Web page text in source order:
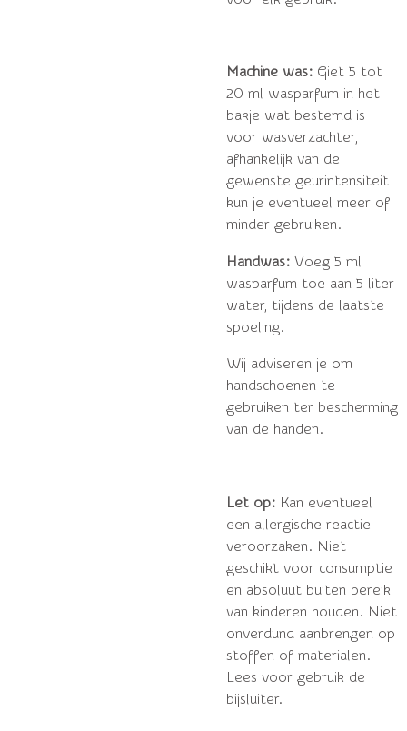
Machine was: Giet 5 tot
20 ml wasparfum in het
bakje wat bestemd is
voor wasverzachter,
afhankelijk van de
gewenste geurintensiteit
kun je eventueel meer of
minder gebruiken.
Handwas: Voeg 5 ml
wasparfum toe aan 5 liter
water, tijdens de laatste
spoeling.
Wij adviseren je om
handschoenen te
gebruiken ter bescherming
van de handen.
Let op: Kan eventueel
een allergische reactie
veroorzaken. Niet
geschikt voor consumptie
en absoluut buiten bereik
van kinderen houden. Niet
onverdund aanbrengen op
stoffen of materialen.
Lees voor gebruik de
bijsluiter.